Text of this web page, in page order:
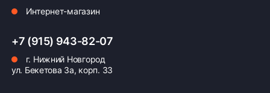
Интернет-магазин
+7 (915) 943-82-07
г. Нижний Новгород
ул. Бекетова 3а, корп. 33